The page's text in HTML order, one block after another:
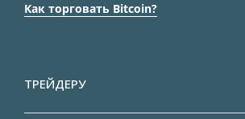
Как торговать Bitcoin?
ТРЕЙДЕРУ